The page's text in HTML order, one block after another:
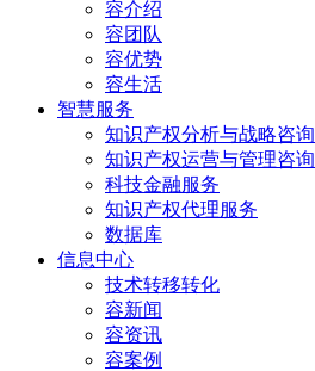
容介绍
容团队
容优势
容生活
智慧服务
知识产权分析与战略咨询
知识产权运营与管理咨询
科技金融服务
知识产权代理服务
数据库
信息中心
技术转移转化
容新闻
容资讯
容案例